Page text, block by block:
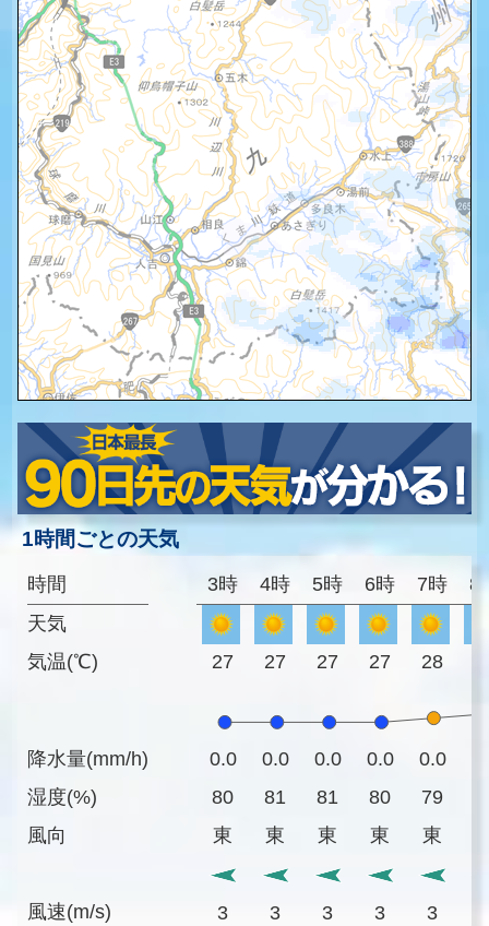
1時間ごとの天気
時間
天気
気温(℃)
降水量(mm/h)
湿度(%)
風向
風速(m/s)
3時 4時 5時 6時 7時 8
27 27 27 27 28
0.0 0.0 0.0 0.0 0.0
80
81 81 80 79
東
東 東 東 東
3 3 3 3 3